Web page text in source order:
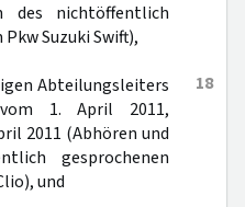
des nichtöffentlich
Suzuki Swift),
18
Abteilungsleiters
1. April 2011,
2011 (Abhören und
gesprochenen
und